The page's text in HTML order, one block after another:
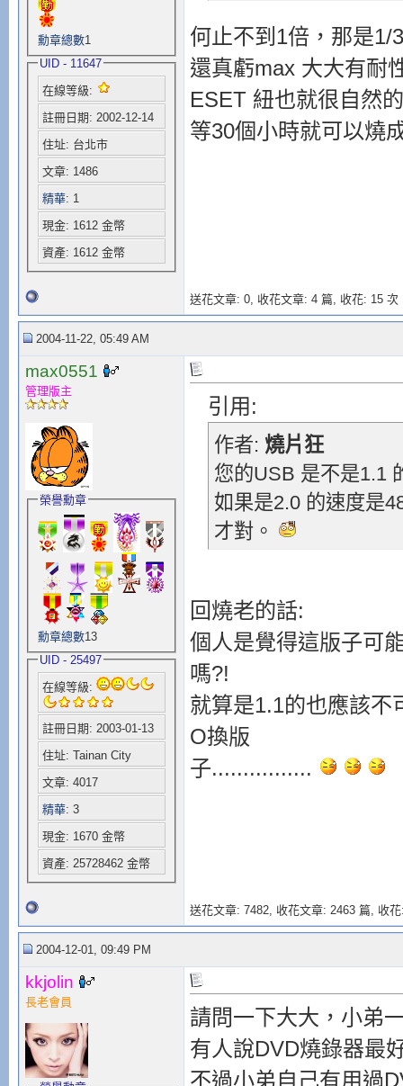
勳章總數1
UID - 11647
在線等級:
註冊日期: 2002-12-14
住址: 台北市
文章: 1486
精華: 1
現金: 1612 金幣
資產: 1612 金幣
何止不到1倍，那是1/
還真虧max 大大有耐
ESET 紐也就很自然
等30個小時就可以燒
送花文章: 0, 收花文章: 4 篇, 收花: 15 次
2004-11-22, 05:49 AM
max0551
管理版主
榮譽勳章
勳章總數13
UID - 25497
在線等級:
註冊日期: 2003-01-13
住址: Tainan City
文章: 4017
精華: 3
現金: 1670 金幣
資產: 25728462 金幣
引用:
作者: 燒片狂
您的USB 是不是1.1
如果是2.0 的速度是
才對。
回燒老的話:
個人是覺得這版子可
嗎?!
就算是1.1的也應該不
O換版
子................
送花文章: 7482, 收花文章: 2463 篇, 收
2004-12-01, 09:49 PM
kkjolin
長老會員
請問一下大大，小弟
有人說DVD燒錄器最
不過小弟自己有用過